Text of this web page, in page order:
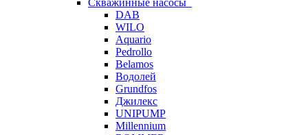
Скважинные насосы
DAB
WILO
Aquario
Pedrollo
Belamos
Водолей
Grundfos
Джилекс
UNIPUMP
Millennium